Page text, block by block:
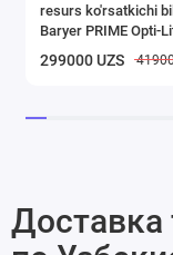
resurs ko'rsatkichi
Baryer PRIME Opti-
299000 UZS
Доставка